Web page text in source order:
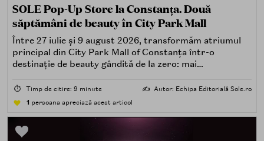
SOLE Pop-Up Store la Constanța. Două
săptămâni de beauty în City Park Mall
Între 27 iulie și 9 august 2026, transformăm atriumul
principal din City Park Mall of Constanța într-o
destinație de beauty gândită de la zero: mai
care îți place, de fapt, să descoperi produse — testând,
atingând, comparând, întrebând.
⏱️ Timp de citire: 9 minute ✍️ Autor: Echipa Editorială Sole.ro
1 persoana apreciază acest articol